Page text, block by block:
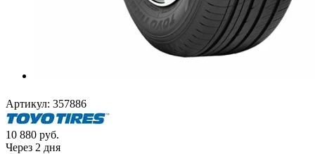
Артикул: 357886
10 880 руб.
Через 2 дня